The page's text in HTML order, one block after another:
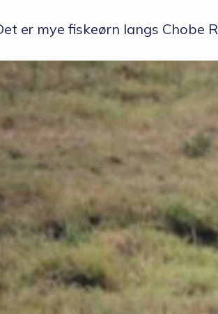
er mye fiskeørn langs